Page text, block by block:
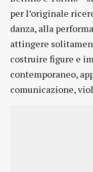
per l’originale
danza, alla
attingere
costruire figure e
contemporaneo,
comunicazione,